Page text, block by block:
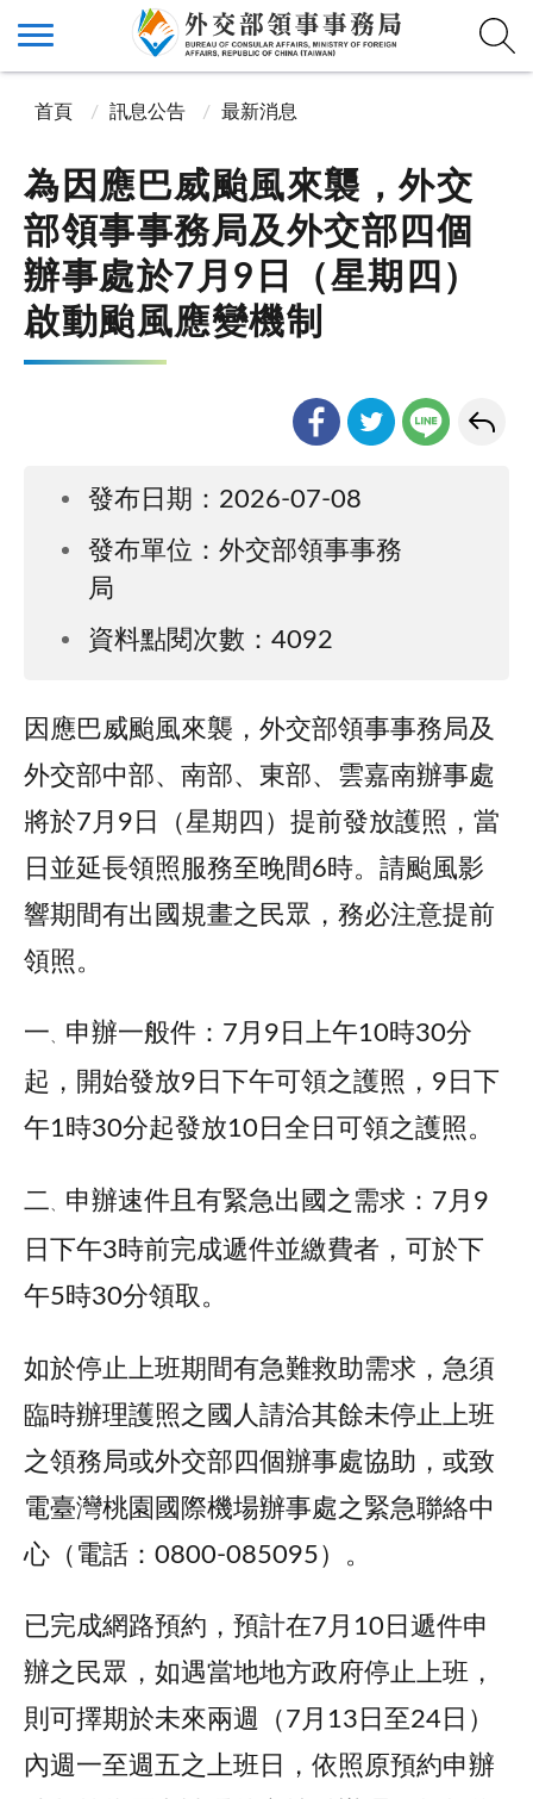
首頁 訊息公告 最新消息
為因應巴威颱風來襲，外交
部領事事務局及外交部四個
辦事處於7月9日（星期四）
啟動颱風應變機制
發布日期：2026-07-08
發布單位：外交部領事事務
局
資料點閱次數：4092
因應巴威颱風來襲，外交部領事事務局及
外交部中部、南部、東部、雲嘉南辦事處
將於7月9日（星期四）提前發放護照，當
日並延長領照服務至晚間6時。請颱風影
響期間有出國規畫之民眾，務必注意提前
領照。
一、 申辦一般件：7月9日上午10時30分
起，開始發放9日下午可領之護照，9日下
午1時30分起發放10日全日可領之護照。
二
申辦速件且有緊急出國之需求：7月9
日下午3時前完成遞件並繳費者，可於下
午5時30分領取。
如於停止上班期間有急難救助需求，急須
臨時辦理護照之國人請洽其餘未停止上班
之領務局或外交部四個辦事處協助，或致
電臺灣桃園國際機場辦事處之緊急聯絡中
心（電話：0800-085095）。
已完成網路預約，預計在7月10日遞件申
辦之民眾，如遇當地地方政府停止上班，
則可擇期於未來兩週（7月13日至24日）
內週一至週五之上班日，依照原預約申辦